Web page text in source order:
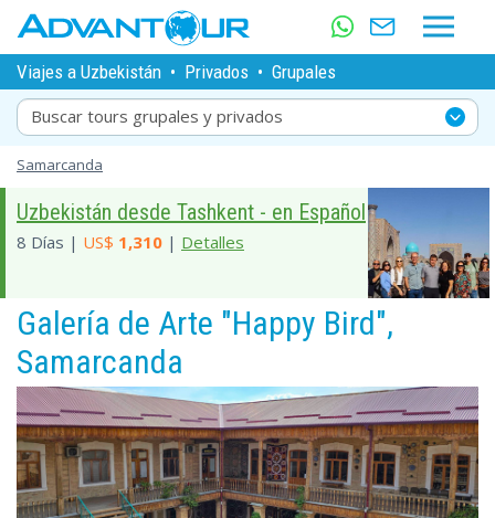
Viajes a Uzbekistán • Privados • Grupales
Buscar tours grupales y privados
Samarcanda
Uzbekistán desde Tashkent - en Español
8 Días | US$ 1,310 | Detalles
Galería de Arte "Happy Bird",
Samarcanda